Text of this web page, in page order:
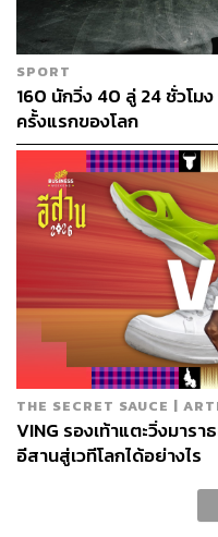
วิ่ง 100 เมตรหญิง: ชา
เฟรเซอร์-ไพรซ์
การวิ่ง 100 เมตรคือไฮไ
ซึ่งคราวนี้ไม่ได้เดือดแค่วิ่
อาห์ ไลส์ จะเป็น The
ถึงวิ่ง 100 เมตรหญิงด้วย
ชาคาร์รี ริชาร์ดสัน ดาวเ
โอลิมปิกเกมส์ครั้งแรกขอ
ด้วย หลังได้เหรียญทองก
แน่นอนว่าความหวังเต็มเ
SPORT
160 นักวิ่ง 40 ลู่ 24 ชั่วโม
ครั้งแรกของโลก
THE SECRET SAUCE |
VING รองเท้าแตะวิ่งมาร
อีสานสู่เวทีโลกได้อย่างไร